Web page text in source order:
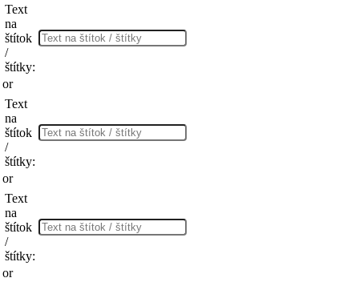
Text
na
štítok
/
štítky:
or
Text
na
štítok
/
štítky:
or
Text
na
štítok
/
štítky:
or